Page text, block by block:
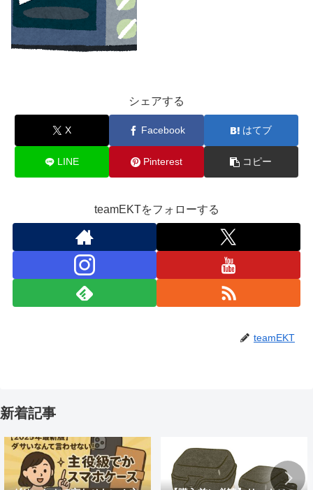
シェアする
X Facebook はてブ
LINE Pinterest コピー
teamEKTをフォローする
teamEKT
新着記事